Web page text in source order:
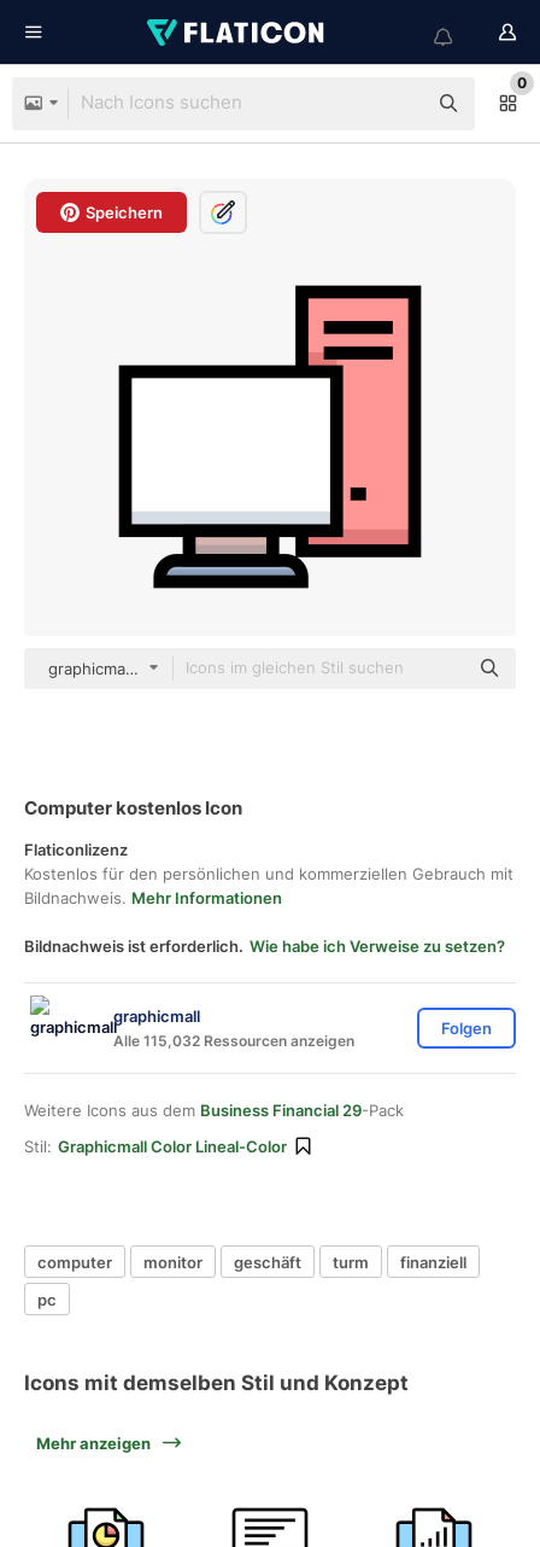
0
Speichern
graphicmall color lineal-color
Computer kostenlos Icon
Flaticonlizenz
Kostenlos für den persönlichen und kommerziellen Gebrauch mit
Bildnachweis. Mehr Informationen
Bildnachweis ist erforderlich. Wie habe ich Verweise zu setzen?
graphicmall
Alle 115,032 Ressourcen anzeigen
Folgen
Weitere Icons aus dem Business Financial 29-Pack
Stil: Graphicmall Color Lineal-Color
computer monitor geschäft turm
finanziell
pc
Icons mit demselben Stil und Konzept
Mehr anzeigen